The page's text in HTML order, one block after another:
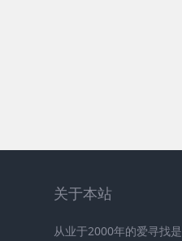
关于本站
从业于2000年的爱寻找